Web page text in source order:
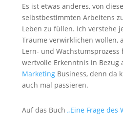
Es ist etwas anderes, von
selbstbestimmten Arbeitens
Leben zu füllen. Ich verstehe
Träume verwirklichen wollen,
Lern- und Wachstumsprozess
wertvolle Erkenntnis in Bezug
MarketingBusiness, denn da
auch mal passieren.
Auf das Buch „Eine Frage des